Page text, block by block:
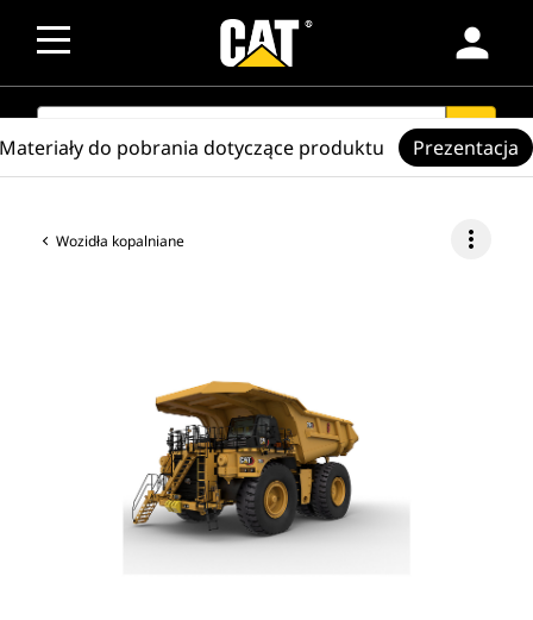
person
SEARCH search
Wozidła kopalniane more_vert
Materiały do pobrania dotyczące produktu Prezentacja